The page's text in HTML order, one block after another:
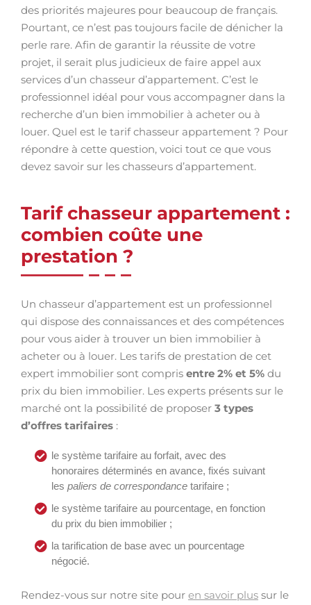
des priorités majeures pour beaucoup de français.
Pourtant, ce n’est pas toujours facile de dénicher la
perle rare. Afin de garantir la réussite de votre
projet, il serait plus judicieux de faire appel aux
services d’un chasseur d’appartement. C’est le
professionnel idéal pour vous accompagner dans la
recherche d’un bien immobilier à acheter ou à
louer. Quel est le tarif chasseur appartement ? Pour
répondre à cette question, voici tout ce que vous
devez savoir sur les chasseurs d’appartement.
Tarif chasseur appartement :
combien coûte une
prestation ?
Un chasseur d’appartement est un professionnel
qui dispose des connaissances et des compétences
pour vous aider à trouver un bien immobilier à
acheter ou à louer. Les tarifs de prestation de cet
expert immobilier sont compris entre 2% et 5% du
prix du bien immobilier. Les experts présents sur le
marché ont la possibilité de proposer 3 types
d’offres tarifaires :
le système tarifaire au forfait, avec des
honoraires déterminés en avance, fixés suivant
les paliers de correspondance tarifaire ;
le système tarifaire au pourcentage, en fonction
du prix du bien immobilier ;
la tarification de base avec un pourcentage
négocié.
Rendez-vous sur notre site pour en savoir plus sur le